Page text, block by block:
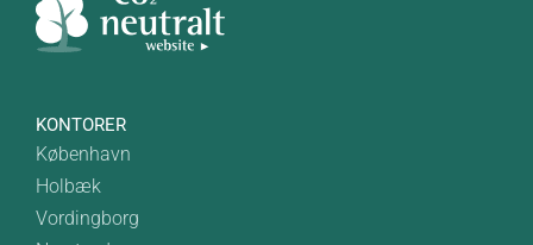
KONTORER
København
Holbæk
Vordingborg